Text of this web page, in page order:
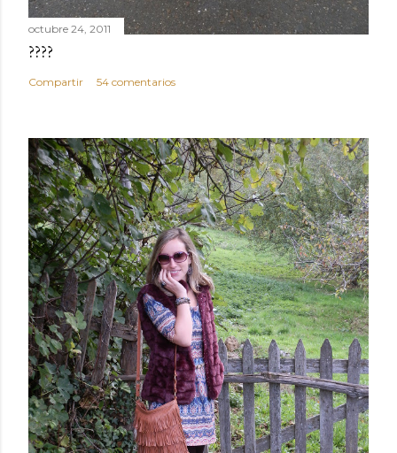
octubre 24, 2011
????
Compartir 54 comentarios